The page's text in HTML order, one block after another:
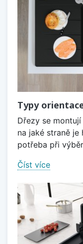
Typy
Dřezy se
na jaké straně je
potřeba při
Číst více